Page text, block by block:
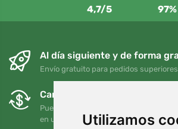
Utilizamos
4,7/5 97%
Al día siguiente y de forma
Envío gratuito para pedidos superiores
Cambios y devoluciones
Puede devolver o cambiar su pedido
en un plazo de 90 días